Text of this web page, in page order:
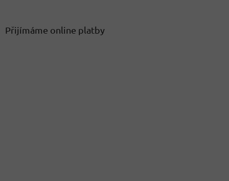
Přijímáme online platby